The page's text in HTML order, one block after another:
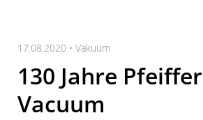
17.08.2020 • Vakuum
130 Jahre Pfeiffer
Vacuum